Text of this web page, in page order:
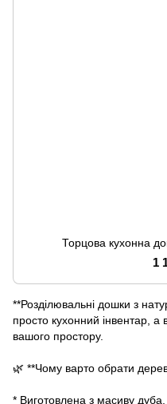
Торцова кухонна
1
**Розділювальні дошки з
просто кухонний інвентар, а
вашого простору.
🌿 **Чому варто обрати
* Виготовлена з масиву дуба,